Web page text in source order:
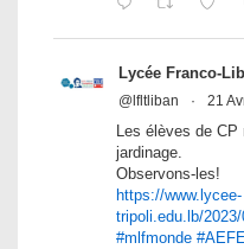
Lycée Franco-
@lfltliban · 21
Les élèves de
jardinage.
Observons-les!
https://www.lycee-
tripoli.edu.lb/
#mlfmonde